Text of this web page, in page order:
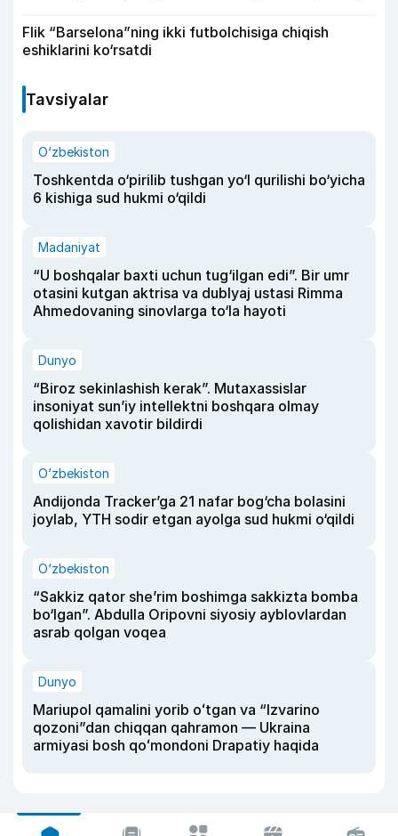
Flik “Barselona”ning ikki futbolchisiga chiqish
eshiklarini ko‘rsatdi
Tavsiyalar
O‘zbekiston
Toshkentda o‘pirilib tushgan yo‘l qurilishi bo‘yicha
6 kishiga sud hukmi o‘qildi
Madaniyat
“U boshqalar baxti uchun tug‘ilgan edi”. Bir umr
otasini kutgan aktrisa va dublyaj ustasi Rimma
Ahmedovaning sinovlarga to‘la hayoti
Dunyo
“Biroz sekinlashish kerak”. Mutaxassislar
insoniyat sun’iy intellektni boshqara olmay
qolishidan xavotir bildirdi
O‘zbekiston
Andijonda Tracker’ga 21 nafar bog‘cha bolasini
joylab, YTH sodir etgan ayolga sud hukmi o‘qildi
O‘zbekiston
“Sakkiz qator she’rim boshimga sakkizta bomba
bo‘lgan”. Abdulla Oripovni siyosiy ayblovlardan
asrab qolgan voqea
Dunyo
Mariupol qamalini yorib oʻtgan va “Izvarino
qozoni”dan chiqqan qahramon — Ukraina
armiyasi bosh qoʻmondoni Drapatiy haqida